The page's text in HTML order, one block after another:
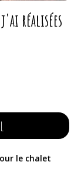
réalisées
le chalet